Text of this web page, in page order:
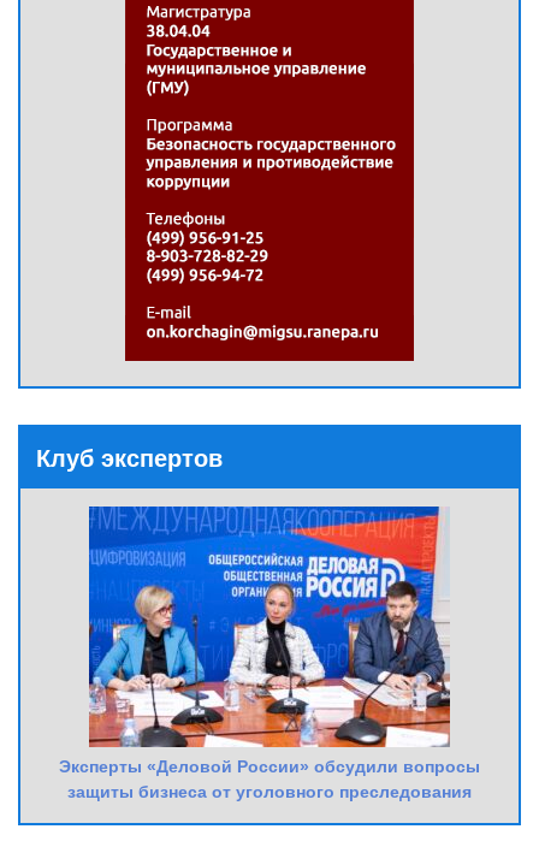
Клуб экспертов
Эксперты «Деловой России» обсудили вопросы
защиты бизнеса от уголовного преследования